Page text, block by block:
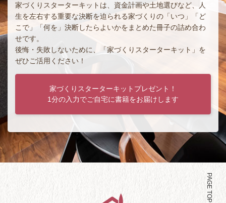
家づくりスターターキットは、資金計画や土地選びなど、人
生を左右する重要な決断を迫られる家づくりの「いつ」「ど
こで」「何を」決断したらよいかをまとめた冊子の詰め合わ
せです。
後悔・失敗しないために、「家づくりスターターキット」を
ぜひご活用ください！
家づくりスターターキットプレゼント！
1分の入力でご自宅に書籍をお届けします
PAGE TOP